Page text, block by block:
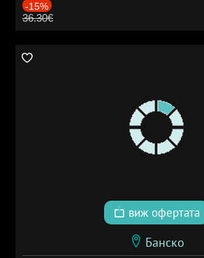
-15%
36.30€
виж офертата
Банско